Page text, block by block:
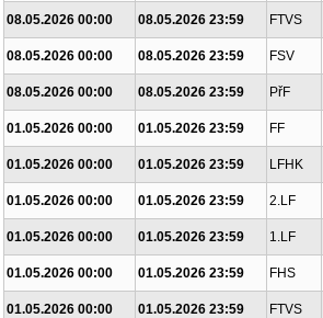
08.05.2026 00:00
08.05.2026 23:59 FTVS
08.05.2026 00:00
08.05.2026 23:59 FSV
08.05.2026 00:00
08.05.2026 23:59 PřF
01.05.2026 00:00
01.05.2026 23:59 FF
01.05.2026 00:00
01.05.2026 23:59 LFHK
01.05.2026 00:00
01.05.2026 23:59 2.LF
01.05.2026 00:00
01.05.2026 23:59 1.LF
01.05.2026 00:00
01.05.2026 23:59 FHS
01.05.2026 00:00
01.05.2026 23:59 FTVS